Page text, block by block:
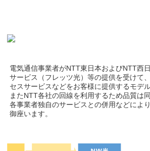
電気通信事業者がNTT東日本およびNTT西
サービス（フレッツ光）等の提供を受けて
セスサービスなどをお客様に提供するモデル
またNTT各社の回線を利用するため品質は
各事業者独自のサービスとの併用などによ
御座います。